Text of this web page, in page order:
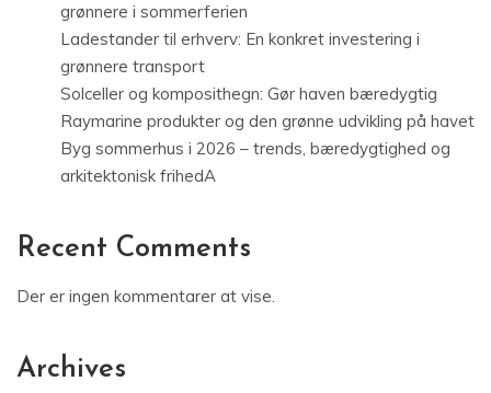
grønnere i sommerferien
Ladestander til erhverv: En konkret investering i
grønnere transport
Solceller og komposithegn: Gør haven bæredygtig
Raymarine produkter og den grønne udvikling på havet
Byg sommerhus i 2026 – trends, bæredygtighed og
arkitektonisk frihedA
Recent Comments
Der er ingen kommentarer at vise.
Archives